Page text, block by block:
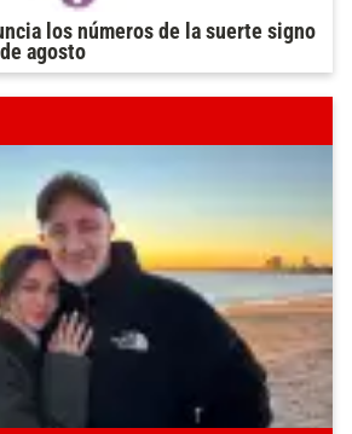
los números de la suerte signo
agosto